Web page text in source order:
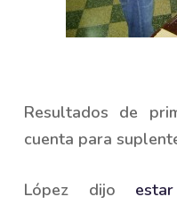
Resultados de
cuenta para
López dijo